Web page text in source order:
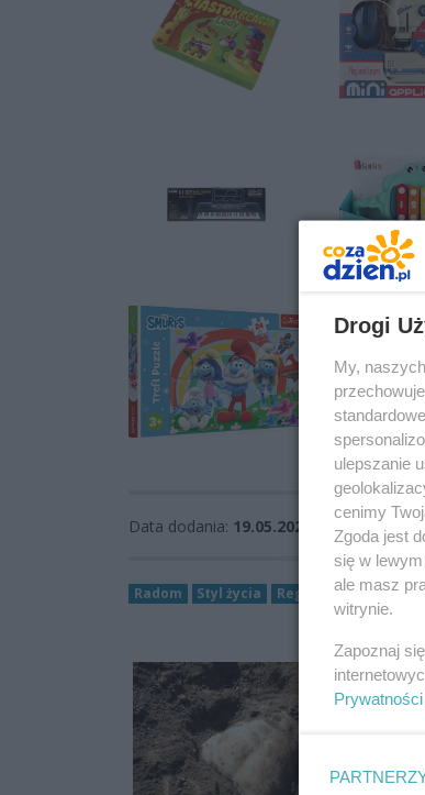
Data dodania: 19.05.2025 07:50
Radom Styl życia Region Edukacja
Drogi
My,
ulepszanie
cenimy
Zgoda jest
się w
ale masz
witrynie.
Zapoznaj
Prywatności